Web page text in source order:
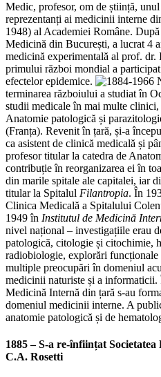
Medic, profesor, om de știință,
reprezentanți ai medicinii interne
1948) al Academiei Române.
Medicină din București, a lucrat 4
medicină experimentală al prof. dr.
primului război mondial a
efectelor epidemice.
terminarea războiului a studiat în
studii medicale în mai multe
Anatomie patologică și
(Franța). Revenit în țară, și-a
ca asistent de clinică medicală și
profesor titular la catedra de
contribuție în reorganizarea ei în
din marile spitale ale capitalei, iar
titular la Spitalul Filantropia. În
Clinica Medicală a Spitalului
1949 în Institutul de Medicină
nivel național – investigațiile erau
patologică, citologie și citochimie,
radiobiologie, explorări
multiple preocupări în domeniul
medicinii naturiste și a informaticii.
Medicină Internă din țară s-au
domeniul medicinii interne. A
anatomie patologică și de
1885 – S-a re-înființat
C.A. Rosetti